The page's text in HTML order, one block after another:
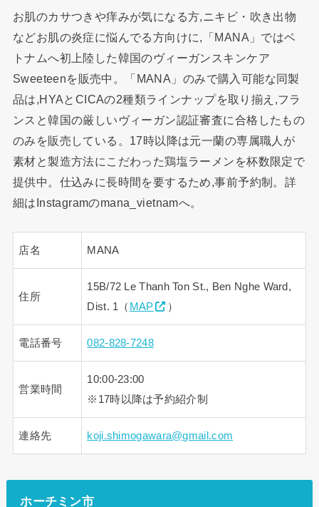
お肌のカサつきや痒みが気になる方,ニキビ・吹き出物
などお肌の炎症に悩んでる方向けに,「MANA」ではベ
トナムへ初上陸した韓国のヴィーガンスキンケア
Sweeteenを販売中。「MANA」のみで購入可能な同製
品は,HYAとCICAの2種類ラインナップを取り揃え,フラ
ンスと韓国の厳しいヴィーガン認証審査に合格したもの
のみを販売している。17時以降は元一蘭の専属職人が
素材と製造方法にこだわった鶏塩ラーメンを杯数限定で
提供中。仕込みに長時間を要するため,事前予約制。詳
細はInstagramのmana_vietnamへ。
店名 MANA
住所
15B/72 Le Thanh Ton St., Ben Nghe Ward,
Dist. 1（ MAP ）
電話番号 082-828-7248
営業時間
10:00-23:00
※17時以降は予約紹介制
連絡先 koji.shimogawara@gmail.com
ホーチミン市